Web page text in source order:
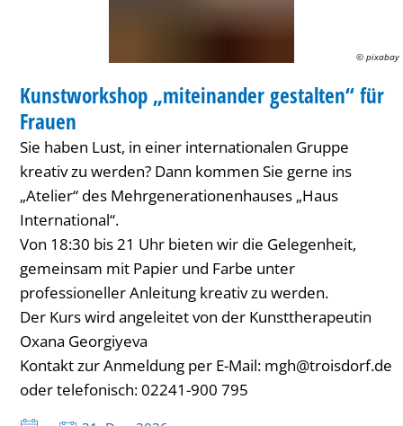
© pixabay
KATEGORIE: KUNST
Kunstworkshop „miteinander gestalten“ für
Frauen
Sie haben Lust, in einer internationalen Gruppe
kreativ zu werden? Dann kommen Sie gerne ins
„Atelier“ des Mehrgenerationenhauses „Haus
International“.
Von 18:30 bis 21 Uhr bieten wir die Gelegenheit,
gemeinsam mit Papier und Farbe unter
professioneller Anleitung kreativ zu werden.
Der Kurs wird angeleitet von der Kunsttherapeutin
Oxana Georgiyeva
Kontakt zur Anmeldung per E-Mail: mgh@troisdorf.de
oder telefonisch: 02241-900 795